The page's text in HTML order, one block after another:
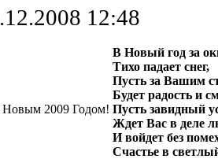
12:48
В Новый год за
Тихо падает снег,
Пусть за Вашим
Будет радость и
Пусть завидный
Ждет Вас в деле
И войдет без
Счастье в